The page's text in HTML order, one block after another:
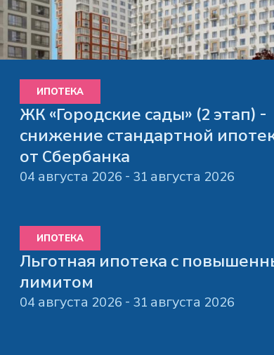
ИПОТЕКА
ЖК «Городские сады» (2 этап) -
снижение стандартной
от Сбербанка
04 августа 2026 - 31 августа 2026
ИПОТЕКА
Льготная ипотека с
лимитом
04 августа 2026 - 31 августа 2026